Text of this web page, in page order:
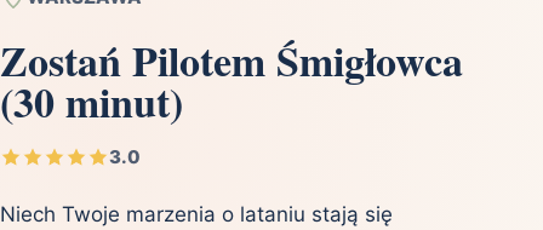
Zostań Pilotem Śmigłowca
(30 minut)
3.0
Niech Twoje marzenia o lataniu stają się